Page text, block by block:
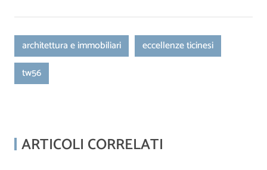
architettura e immobiliari
eccellenze ticinesi
tw56
ARTICOLI CORRELATI